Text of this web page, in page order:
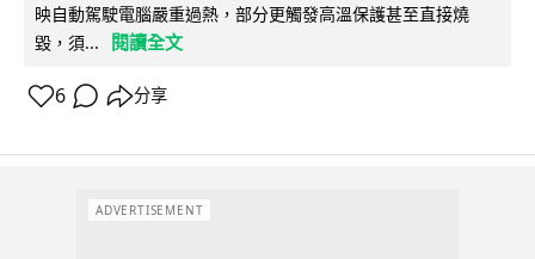
映自動駕駛電腦嚴重過熱，部分更觸發高溫保護甚至直接燒
毀，須...
閱讀全文
6 分享
ADVERTISEMENT